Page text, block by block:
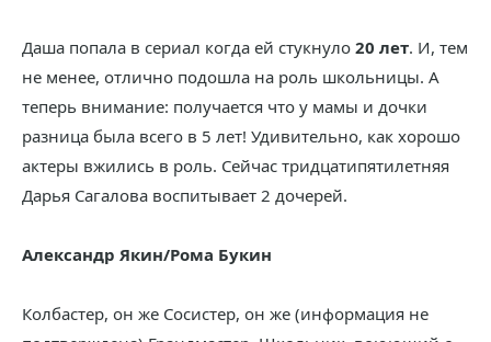
Даша попала в сериал когда ей стукнуло 20 лет. И, тем
не менее, отлично подошла на роль школьницы. А
теперь внимание: получается что у мамы и дочки
разница была всего в 5 лет! Удивительно, как хорошо
актеры вжились в роль. Сейчас тридцатипятилетняя
Дарья Сагалова воспитывает 2 дочерей.
Александр Якин/Рома Букин
Колбастер, он же Сосистер, он же (информация не